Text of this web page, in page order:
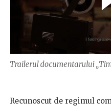
Trailerul documentarului
Recunoscut de regimul